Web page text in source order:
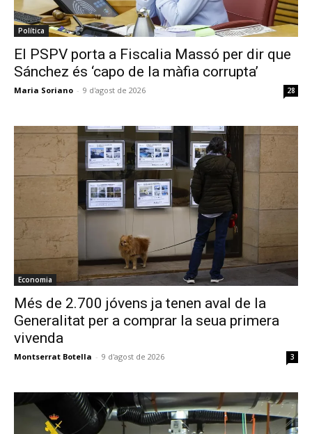
Política
El PSPV porta a Fiscalia Massó per dir que
Sánchez és ‘capo de la màfia corrupta’
Maria Soriano - 9 d'agost de 2026 28
Economia
Més de 2.700 jóvens ja tenen aval de la
Generalitat per a comprar la seua primera
vivenda
Montserrat Botella - 9 d'agost de 2026 3